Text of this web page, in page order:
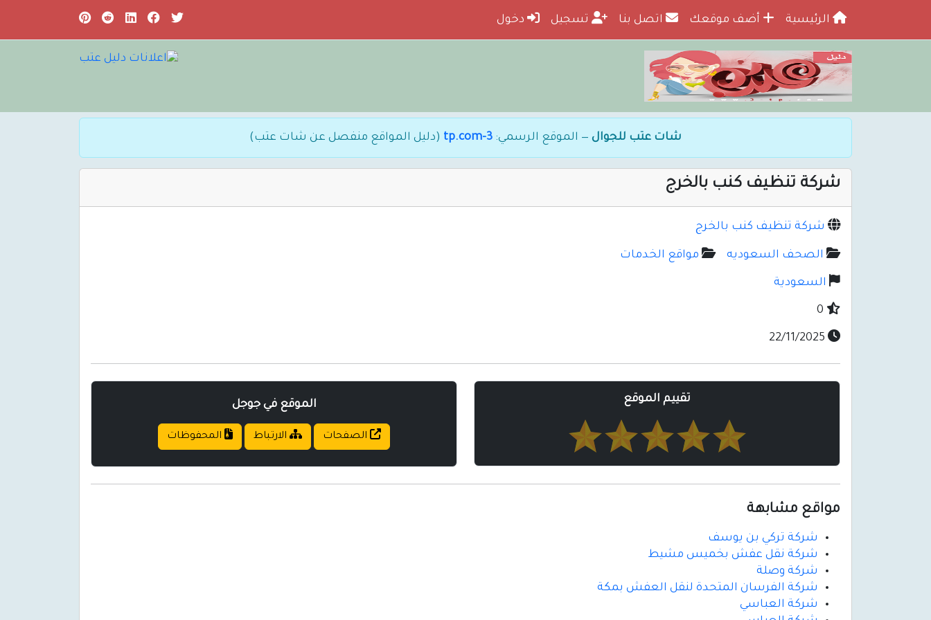
الرئيسية أضف موقعك اتصل بنا تسجيل دخول
شات عتب للجوال — الموقع الرسمي: 3-tp.com (دليل المواقع منفصل عن شات عتب)
شركة تنظيف كنب بالخرج
شركة تنظيف كنب بالخرج
الصحف السعوديه مواقع الخدمات
السعودية
تقييم الموقع الموقع في جوجل
الصفحات الارتباط المحفوظات
مواقع مشابهة
شركة تركي بن يوسف
شركة نقل عفش بخميس مشيط
شركة وصلة
شركة الفرسان المتحدة لنقل العفش بمكة
شركة العباسي